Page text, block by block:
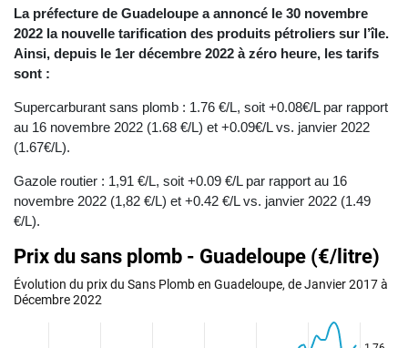
La préfecture de Guadeloupe a annoncé le 30 novembre
2022 la nouvelle tarification des produits pétroliers sur l’île.
Ainsi, depuis le 1er décembre 2022 à zéro heure, les tarifs
sont :
Supercarburant sans plomb : 1.76 €/L, soit +0.08€/L par rapport
au 16 novembre 2022 (1.68 €/L) et +0.09€/L vs. janvier 2022
(1.67€/L).
Gazole routier : 1,91 €/L, soit +0.09 €/L par rapport au 16
novembre 2022 (1,82 €/L) et +0.42 €/L vs. janvier 2022 (1.49
€/L).